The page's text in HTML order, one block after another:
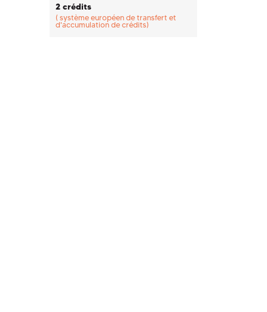
2 crédits
( système européen de transfert et
d'accumulation de crédits)